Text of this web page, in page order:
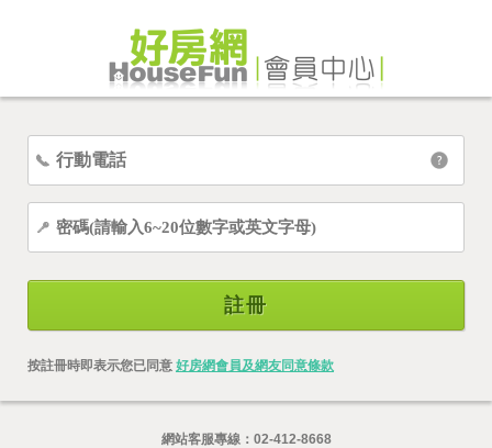
註冊
按註冊時即表示您已同意 好房網會員及網友同意條款
網站客服專線： 02-412-8668